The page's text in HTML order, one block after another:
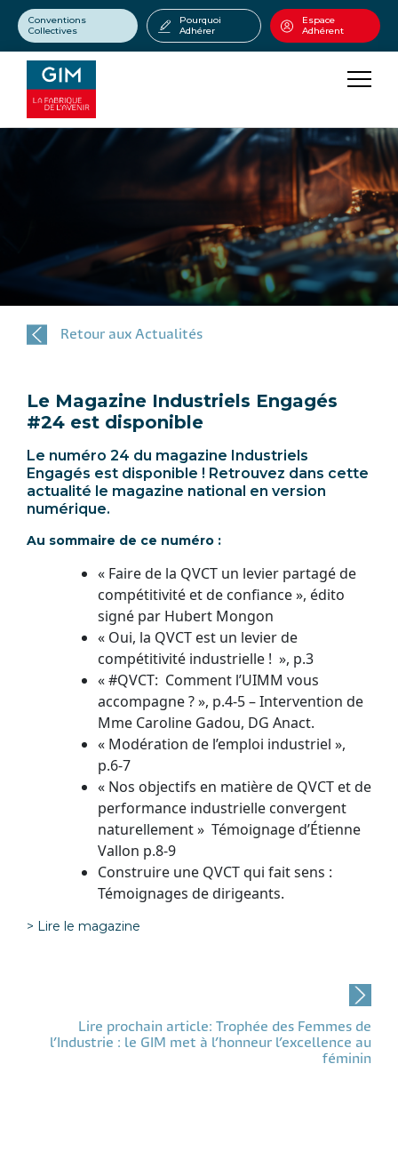
Conventions
Collectives
Pourquoi
Adhérer
Espace
Adhérent
Retour aux Actualités
Le Magazine Industriels Engagés
#24 est disponible
Le numéro 24 du magazine Industriels
Engagés est disponible ! Retrouvez dans cette
actualité le magazine national en version
numérique.
Au sommaire de ce numéro :
« Faire de la QVCT un levier partagé de
compétitivité et de confiance », édito
signé par Hubert Mongon
« Oui, la QVCT est un levier de
compétitivité industrielle ! », p.3
« #QVCT: Comment l’UIMM vous
accompagne ? », p.4-5 – Intervention de
Mme Caroline Gadou, DG Anact.
« Modération de l’emploi industriel »,
p.6-7
« Nos objectifs en matière de QVCT et de
performance industrielle convergent
naturellement » Témoignage d’Étienne
Vallon p.8-9
Construire une QVCT qui fait sens :
Témoignages de dirigeants.
> Lire le magazine
Lire prochain article: Trophée des Femmes de
l’Industrie : le GIM met à l’honneur l’excellence au
féminin